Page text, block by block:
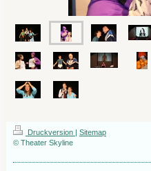
Druckversion | Sitemap
© Theater Skyline